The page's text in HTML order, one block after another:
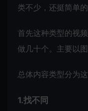
类不少，还挺简单的
首先这种类型的视
做几十个。主要以
总体内容类型分为
1.找不同